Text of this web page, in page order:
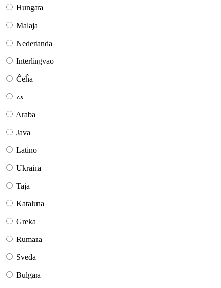
Hungara
Malaja
Nederlanda
Interlingvao
Ĉeĥa
zx
Araba
Java
Latino
Ukraina
Taja
Kataluna
Greka
Rumana
Sveda
Bulgara